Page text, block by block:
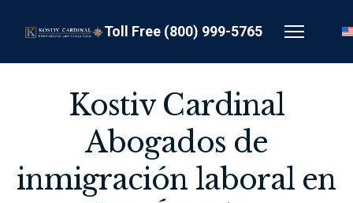
Toll Free (800) 999-5765
Kostiv Cardinal
Abogados de
inmigración laboral en